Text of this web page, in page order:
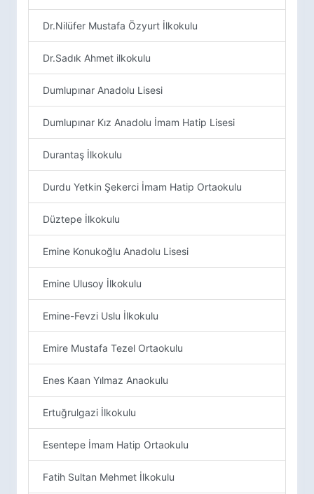
Dr.Nilüfer Mustafa Özyurt İlkokulu
Dr.Sadık Ahmet ilkokulu
Dumlupınar Anadolu Lisesi
Dumlupınar Kız Anadolu İmam Hatip Lisesi
Durantaş İlkokulu
Durdu Yetkin Şekerci İmam Hatip Ortaokulu
Düztepe İlkokulu
Emine Konukoğlu Anadolu Lisesi
Emine Ulusoy İlkokulu
Emine-Fevzi Uslu İlkokulu
Emire Mustafa Tezel Ortaokulu
Enes Kaan Yılmaz Anaokulu
Ertuğrulgazi İlkokulu
Esentepe İmam Hatip Ortaokulu
Fatih Sultan Mehmet İlkokulu